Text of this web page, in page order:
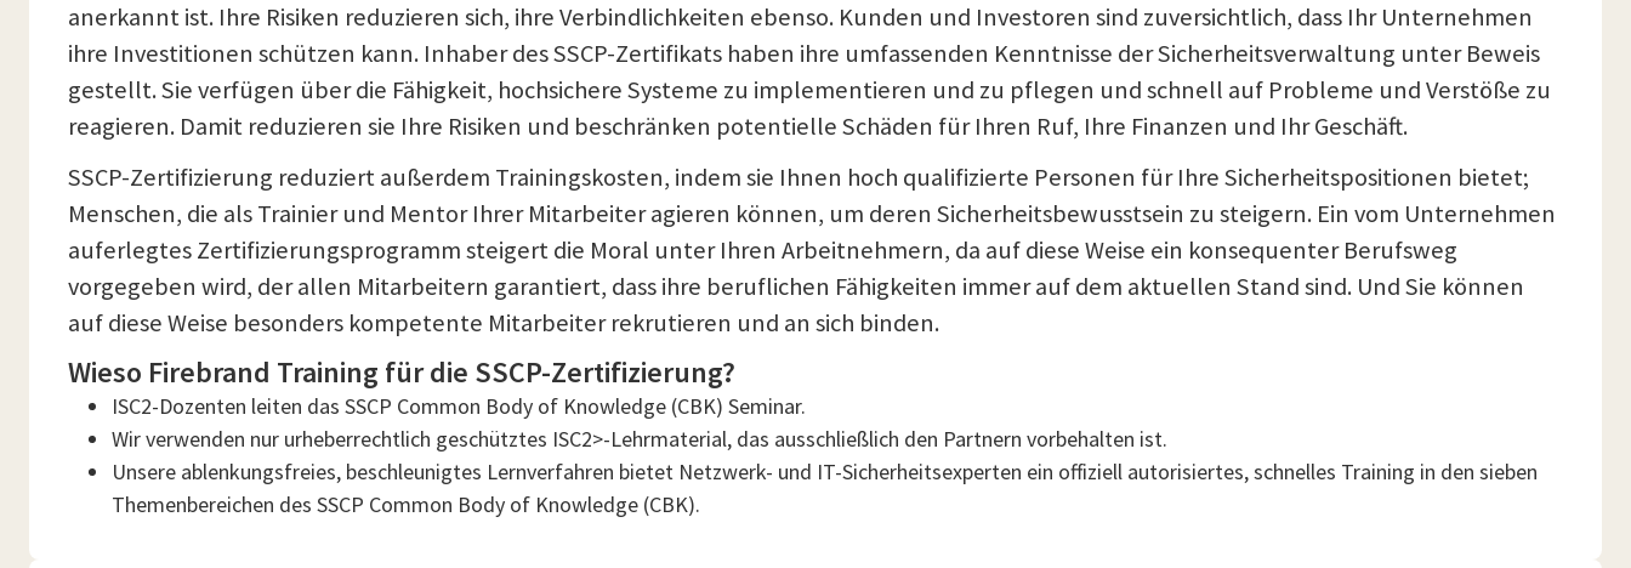
anerkannt ist. Ihre Risiken reduzieren sich, ihre Verbindlichkeiten ebenso. Kunden und Investoren sind zuversichtlich, dass Ihr Unternehmen
ihre Investitionen schützen kann. Inhaber des SSCP-Zertifikats haben ihre umfassenden Kenntnisse der Sicherheitsverwaltung unter Beweis
gestellt. Sie verfügen über die Fähigkeit, hochsichere Systeme zu implementieren und zu pflegen und schnell auf Probleme und Verstöße zu
reagieren. Damit reduzieren sie Ihre Risiken und beschränken potentielle Schäden für Ihren Ruf, Ihre Finanzen und Ihr Geschäft.
SSCP-Zertifizierung reduziert außerdem Trainingskosten, indem sie Ihnen hoch qualifizierte Personen für Ihre Sicherheitspositionen bietet;
Menschen, die als Trainier und Mentor Ihrer Mitarbeiter agieren können, um deren Sicherheitsbewusstsein zu steigern. Ein vom Unternehmen
auferlegtes Zertifizierungsprogramm steigert die Moral unter Ihren Arbeitnehmern, da auf diese Weise ein konsequenter Berufsweg
vorgegeben wird, der allen Mitarbeitern garantiert, dass ihre beruflichen Fähigkeiten immer auf dem aktuellen Stand sind. Und Sie können
auf diese Weise besonders kompetente Mitarbeiter rekrutieren und an sich binden.
Wieso Firebrand Training für die SSCP-Zertifizierung?
ISC2-Dozenten leiten das SSCP Common Body of Knowledge (CBK) Seminar.
Wir verwenden nur urheberrechtlich geschütztes ISC2>-Lehrmaterial, das ausschließlich den Partnern vorbehalten ist.
Unsere ablenkungsfreies, beschleunigtes Lernverfahren bietet Netzwerk- und IT-Sicherheitsexperten ein offiziell autorisiertes, schnelles Training in den sieben
Themenbereichen des SSCP Common Body of Knowledge (CBK).